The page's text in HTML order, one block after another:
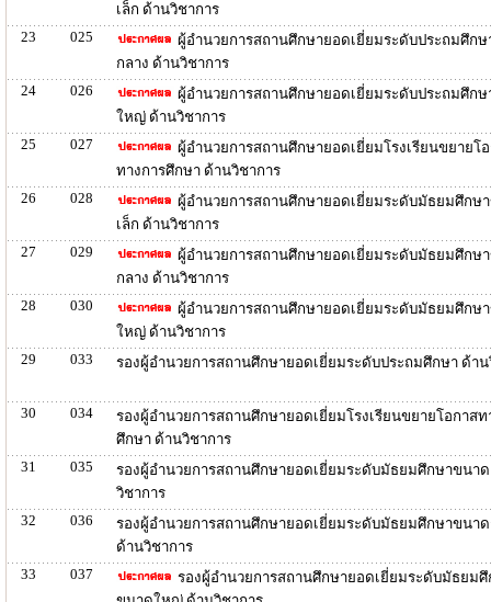
เล็ก ด้านวิชาการ
23
025
ผู้อำนวยการสถานศึกษายอดเยี่ยมระดับประถมศึก
กลาง ด้านวิชาการ
24
026
ผู้อำนวยการสถานศึกษายอดเยี่ยมระดับประถมศึก
ใหญ่ ด้านวิชาการ
25
027
ผู้อำนวยการสถานศึกษายอดเยี่ยมโรงเรียนขยายโ
ทางการศึกษา ด้านวิชาการ
26
028
ผู้อำนวยการสถานศึกษายอดเยี่ยมระดับมัธยมศึกษ
เล็ก ด้านวิชาการ
27
029
ผู้อำนวยการสถานศึกษายอดเยี่ยมระดับมัธยมศึกษ
กลาง ด้านวิชาการ
28
030
ผู้อำนวยการสถานศึกษายอดเยี่ยมระดับมัธยมศึกษ
ใหญ่ ด้านวิชาการ
29
033 รองผู้อำนวยการสถานศึกษายอดเยี่ยมระดับประถมศึกษา ด้าน
30 034
รองผู้อำนวยการสถานศึกษายอดเยี่ยมโรงเรียนขยายโอกาสท
ศึกษา ด้านวิชาการ
31
035
รองผู้อำนวยการสถานศึกษายอดเยี่ยมระดับมัธยมศึกษาขนา
วิชาการ
32
036
รองผู้อำนวยการสถานศึกษายอดเยี่ยมระดับมัธยมศึกษาขนา
ด้านวิชาการ
33
037
รองผู้อำนวยการสถานศึกษายอดเยี่ยมระดับมัธยมศึ